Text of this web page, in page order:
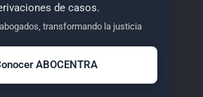
de casos.
transformando la justicia
ABOCENTRA